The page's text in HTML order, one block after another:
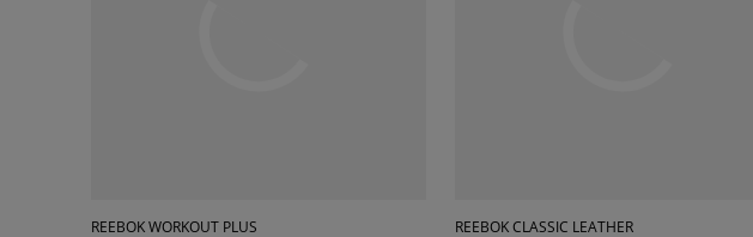
REEBOK WORKOUT PLUS
REEBOK CLASSIC LEATHER